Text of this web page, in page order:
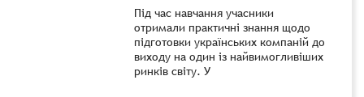
Під час навчання учасники
отримали практичні знання щодо
підготовки українських компаній до
виходу на один із найвимогливіших
ринків світу. У